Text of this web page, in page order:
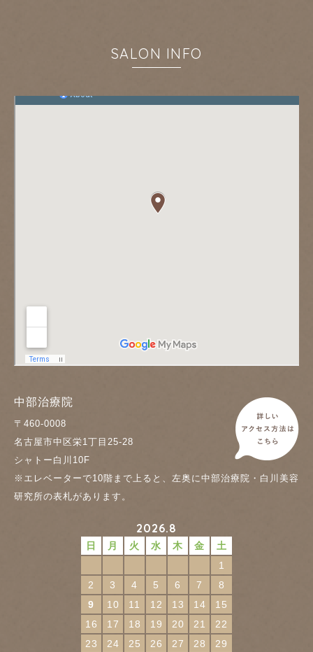
SALON INFO
中部治療院
〒460-0008
名古屋市中区栄1丁目25-28
シャトー白川10F
※エレベーターで10階まで上ると、左奥に中部治療院・白川美容
研究所の表札があります。
2026.8
日 月 火 水 木 金
土
1
2
3 4 5 6 7
8
9
10 11 12 13 14
15
16
17 18 19 20 21
22
23
24 25 26 27 28
29